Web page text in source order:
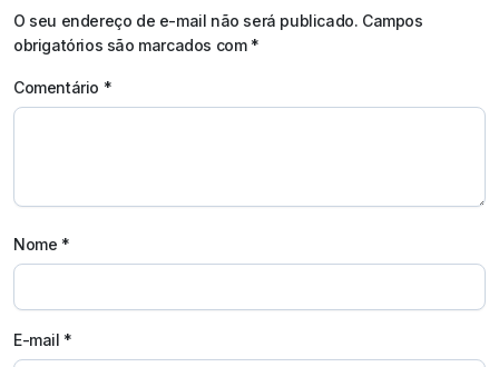
O seu endereço de e-mail não será publicado. Campos
obrigatórios são marcados com *
Comentário *
Nome *
E-mail *